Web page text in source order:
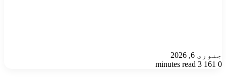
جنوری 6, 2026
0
3 minutes read